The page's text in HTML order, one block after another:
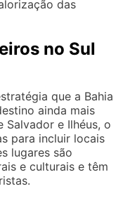
das
no Sul
que a Bahia
ainda mais
e Ilhéus, o
para incluir locais
lugares são
e culturais e têm